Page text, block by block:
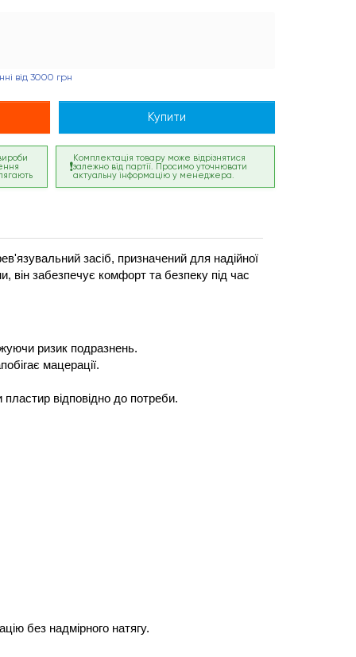
від 3000 грн
Купити
Комплектація товару може відрізнятися
залежно від партії. Просимо уточнювати
актуальну інформацію у менеджера.
засіб, призначений для надійної
він забезпечує комфорт та безпеку під час
ризик подразнень.
мацерації.
відповідно до потреби.
без надмірного натягу.